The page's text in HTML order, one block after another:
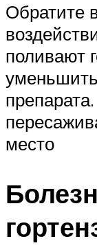
Обратите
поливают
место